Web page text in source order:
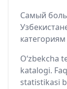
Самый
O‘zbekcha
katalogi.
statistikasi